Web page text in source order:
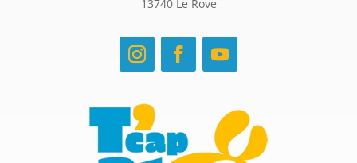
13740 Le Rove